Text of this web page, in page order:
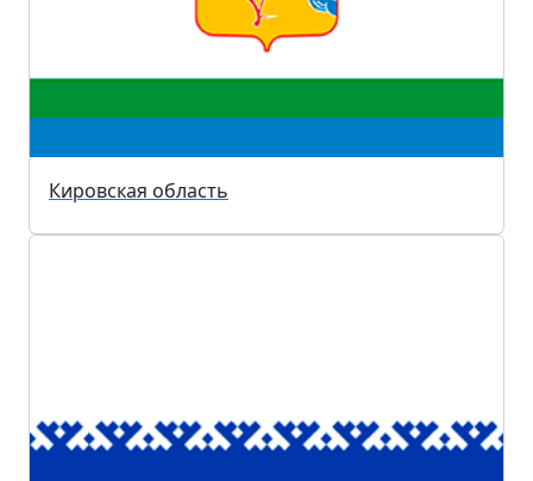
Кировская область